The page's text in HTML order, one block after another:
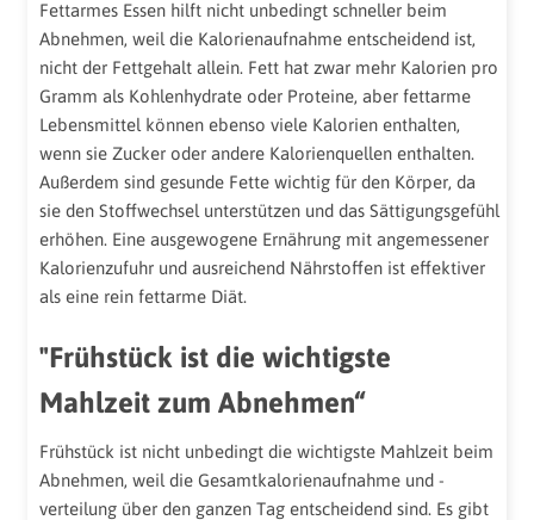
Fettarmes Essen hilft nicht unbedingt schneller beim
Abnehmen, weil die Kalorienaufnahme entscheidend ist,
nicht der Fettgehalt allein. Fett hat zwar mehr Kalorien pro
Gramm als Kohlenhydrate oder Proteine, aber fettarme
Lebensmittel können ebenso viele Kalorien enthalten,
wenn sie Zucker oder andere Kalorienquellen enthalten.
Außerdem sind gesunde Fette wichtig für den Körper, da
sie den Stoffwechsel unterstützen und das Sättigungsgefühl
erhöhen. Eine ausgewogene Ernährung mit angemessener
Kalorienzufuhr und ausreichend Nährstoffen ist effektiver
als eine rein fettarme Diät.
"Frühstück ist die wichtigste
Mahlzeit zum Abnehmen“
Frühstück ist nicht unbedingt die wichtigste Mahlzeit beim
Abnehmen, weil die Gesamtkalorienaufnahme und -
verteilung über den ganzen Tag entscheidend sind. Es gibt